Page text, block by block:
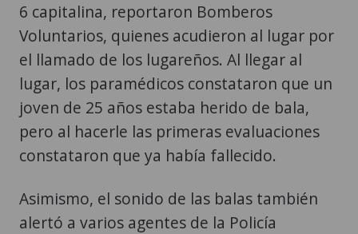
6 capitalina, reportaron Bomberos
Voluntarios, quienes acudieron al lugar por
el llamado de los lugareños. Al llegar al
lugar, los paramédicos constataron que un
joven de 25 años estaba herido de bala,
pero al hacerle las primeras evaluaciones
constataron que ya había fallecido.
Asimismo, el sonido de las balas también
alertó a varios agentes de la Policía